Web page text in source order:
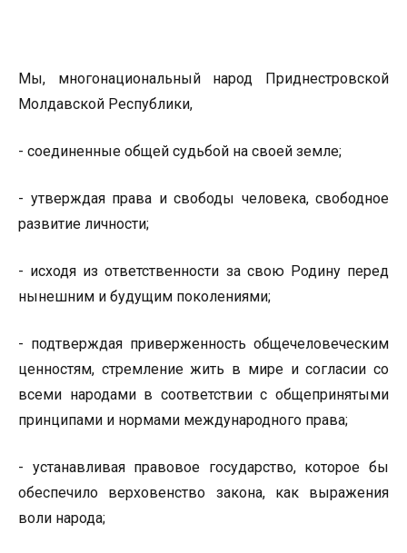
Мы, многонациональный народ Приднестровской
Молдавской Республики,
- соединенные общей судьбой на своей земле;
- утверждая права и свободы человека, свободное
развитие личности;
- исходя из ответственности за свою Родину перед
нынешним и будущим поколениями;
- подтверждая приверженность общечеловеческим
ценностям, стремление жить в мире и согласии со
всеми народами в соответствии с общепринятыми
принципами и нормами международного права;
- устанавливая правовое государство, которое бы
обеспечило верховенство закона, как выражения
воли народа;